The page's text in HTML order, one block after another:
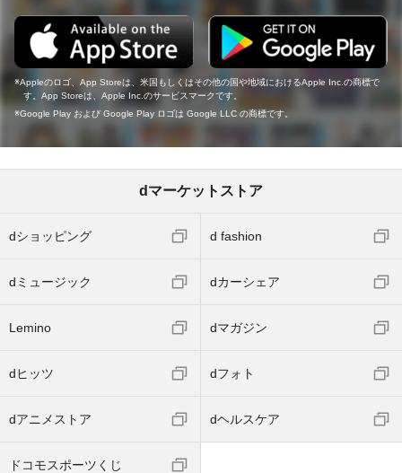
Appleのロゴ、App Storeは、米国もしくはその他の国や地域におけるApple Inc.の商標で
す。App Storeは、Apple Inc.のサービスマークです。
Google Play および Google Play ロゴは Google LLC の商標です。
dマーケットストア
dショッピング d fashion
dミュージック dカーシェア
Lemino dマガジン
dヒッツ dフォト
dアニメストア dヘルスケア
ドコモスポーツくじ